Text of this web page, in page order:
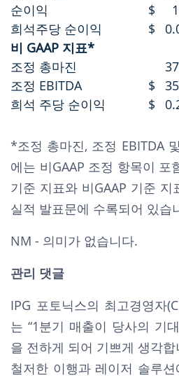
순이익
$
희석주당 순이익
$
비 GAAP 지표*
조정 총마진
조정 EBITDA
$
희석 주당 순이익
$
*조정 총마진, 조정 EBITDA
에는 비GAAP 조정 항목이 포
기준 지표와 비GAAP 기준
실적 발표문에 수록되어 있습
NM - 의미가 없습니다.
관리 댓글
IPG 포토닉스의 최고경영자
는 “1분기 매출이 당사의 기
을 전하게 되어 기쁘게 생각
철저한 이행과 레이저 솔루